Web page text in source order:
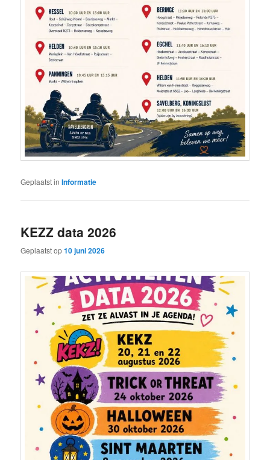
Geplaatst in Informatie
KEZZ data 2026
Geplaatst op10 juni 2026